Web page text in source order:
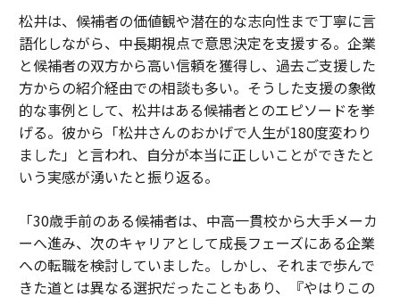
松井は、候補者の価値観や潜在的な志向性まで丁寧に言
語化しながら、中長期視点で意思決定を支援する。企業
と候補者の双方から高い信頼を獲得し、過去ご支援した
方からの紹介経由での相談も多い。そうした支援の象徴
的な事例として、松井はある候補者とのエピソードを挙
げる。彼から「松井さんのおかげで人生が180度変わり
ました」と言われ、自分が本当に正しいことができたと
いう実感が湧いたと振り返る。
「30歳手前のある候補者は、中高一貫校から大手メーカ
ーへ進み、次のキャリアとして成長フェーズにある企業
への転職を検討していました。しかし、それまで歩んで
きた道とは異なる選択だったこともあり、『やはりこの